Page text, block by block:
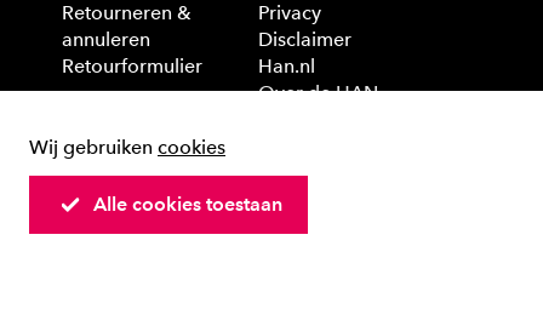
Retourneren &
annuleren
Retourformulier
Privacy
Disclaimer
Han.nl
Over de HAN
Wij gebruiken cookies
Alle cookies toestaan